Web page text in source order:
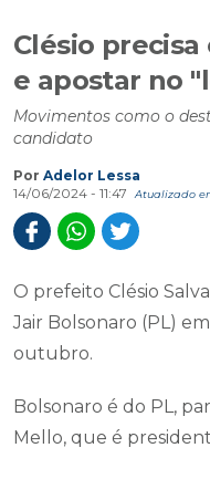
Clésio
e apostar no
Movimentos como o
candidato
Por Adelor Lessa
14/06/2024 - 11:47
Atualizado
O prefeito Clésio
Jair Bolsonaro (PL)
outubro.
Bolsonaro é do PL,
Mello, que é